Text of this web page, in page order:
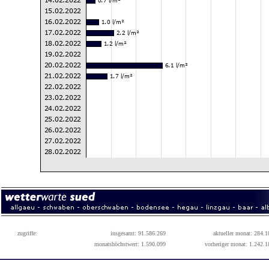
zugriffe: insgesamt: 91.586.269
aktueller monat:
monatshöchstwert: 1.590.099
vorheriger monat: